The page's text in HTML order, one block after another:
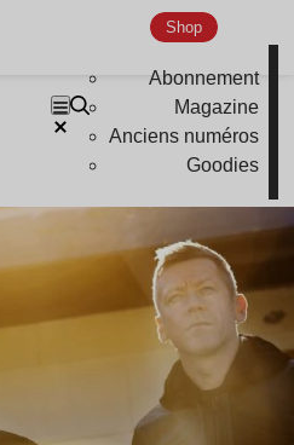
Shop
Abonnement
Magazine
Anciens numéros
Goodies